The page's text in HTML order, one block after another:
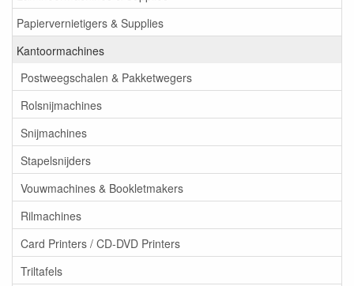
Papiervernietigers & Supplies
Kantoormachines
Postweegschalen & Pakketwegers
Rolsnijmachines
Snijmachines
Stapelsnijders
Vouwmachines & Bookletmakers
Rilmachines
Card Printers / CD-DVD Printers
Triltafels